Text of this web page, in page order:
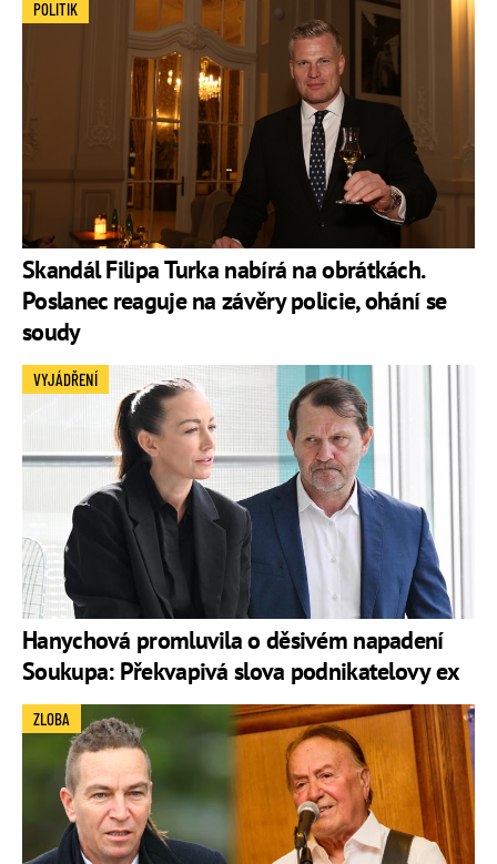
Skandál Filipa Turka nabírá na obrátkách.
Poslanec reaguje na závěry policie, ohání se
soudy
POLITIK
Hanychová promluvila o děsivém napadení
Soukupa: Překvapivá slova podnikatelovy ex
VYJÁDŘENÍ
ZLOBA